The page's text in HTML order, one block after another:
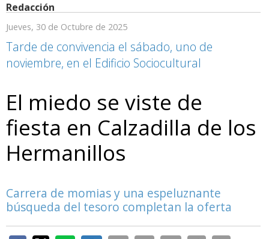
Redacción
Jueves, 30 de Octubre de 2025
Tarde de convivencia el sábado, uno de
noviembre, en el Edificio Sociocultural
El miedo se viste de
fiesta en Calzadilla de los
Hermanillos
Carrera de momias y una espeluznante
búsqueda del tesoro completan la oferta